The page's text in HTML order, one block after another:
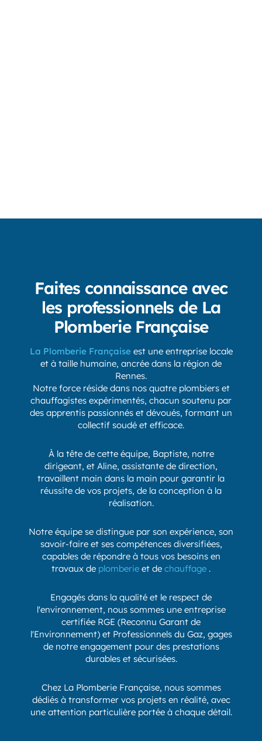
Faites connaissance avec
les professionnels de La
Plomberie Française
La Plomberie Française est une entreprise locale
et à taille humaine, ancrée dans la région de
Rennes.
Notre force réside dans nos quatre plombiers et
chauffagistes expérimentés, chacun soutenu par
des apprentis passionnés et dévoués, formant un
collectif soudé et efficace.
À la tête de cette équipe, Baptiste, notre
dirigeant, et Aline, assistante de direction,
travaillent main dans la main pour garantir la
réussite de vos projets, de la conception à la
réalisation.
Notre équipe se distingue par son expérience, son
savoir-faire et ses compétences diversifiées,
capables de répondre à tous vos besoins en
travaux de plomberie et de chauffage .
Engagés dans la qualité et le respect de
l'environnement, nous sommes une entreprise
certifiée RGE (Reconnu Garant de
l'Environnement) et Professionnels du Gaz, gages
de notre engagement pour des prestations
durables et sécurisées.
Chez La Plomberie Française, nous sommes
dédiés à transformer vos projets en réalité, avec
une attention particulière portée à chaque détail.